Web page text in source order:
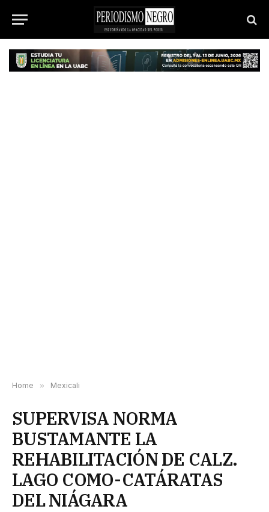
Home » Mexicali
SUPERVISA NORMA
BUSTAMANTE LA
REHABILITACIÓN DE CALZ.
LAGO COMO-CATÁRATAS
DEL NIÁGARA